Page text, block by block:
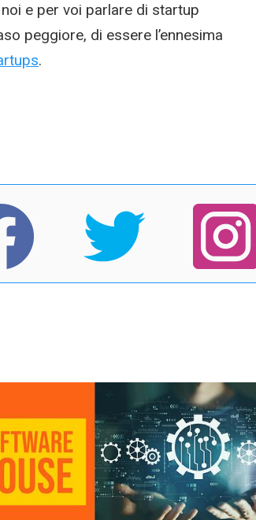
e per voi parlare di startup
peggiore, di essere l’ennesima
.